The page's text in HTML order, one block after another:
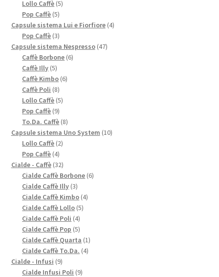
prodotti
Lollo Caffè 55
Pop Caffè 55
prodotti
Capsule sistema Lui e Fiorfiore 44
Pop Caffè 33
prodotti
Capsule sistema Nespresso 4747
Caffè Borbone 66
Caffè Illy 55
prodotti
Caffè Kimbo 66
Caffè Poli 88
prodotti
Lollo Caffè 55
Pop Caffè 99
prodotti
To.Da. Caffè 88
prodotti
Capsule sistema Uno System 1010
Lollo Caffè 22
Pop Caffè 44
prodotti
Cialde - Caffè 3232
prodotti
Cialde Caffè Borbone 66
Cialde Caffè Illy 33
prodotti
Cialde Caffè Kimbo 44
Cialde Caffè Lollo 55
Cialde Caffè Poli 44
prodotti
Cialde Caffè Pop 55
prodotti
Cialde Caffè Quarta 11
Cialde Caffè To.Da. 44
Cialde - Infusi 99
prodotti
Cialde Infusi Poli 99